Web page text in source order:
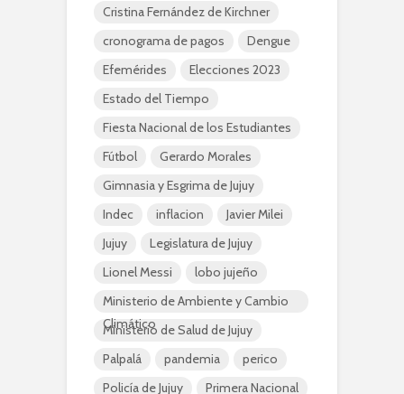
Cristina Fernández de Kirchner
cronograma de pagos
Dengue
Efemérides
Elecciones 2023
Estado del Tiempo
Fiesta Nacional de los Estudiantes
Fútbol
Gerardo Morales
Gimnasia y Esgrima de Jujuy
Indec
inflacion
Javier Milei
Jujuy
Legislatura de Jujuy
Lionel Messi
lobo jujeño
Ministerio de Ambiente y Cambio
Climático
Ministerio de Salud de Jujuy
Palpalá
pandemia
perico
Policía de Jujuy
Primera Nacional